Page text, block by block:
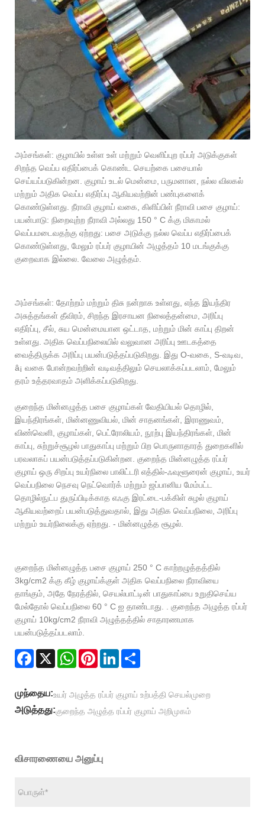
அம்சங்கள்: குழாயில் உள்ள உள் மற்றும் வெளிப்புற ரப்பர் அடுக்குகள்
சிறந்த வெப்ப எதிர்ப்பைக் கொண்ட செயற்கை பசையால்
செய்யப்படுகின்றன. குழாய் உடல் மென்மை, பருமனான, நல்ல விலகல்
மற்றும் அதிக வெப்ப எதிர்ப்பு ஆகியவற்றின் பண்புகளைக்
கொண்டுள்ளது. நீராவி குழாய் வகை, கிளிப்பிள் நீராவி பசை குழாய்:
பயன்பாடு: நிறைவுற்ற நீராவி அல்லது 150 ° C க்கு மிகாமல்
வெப்பமடைவதற்கு ஏற்றது: பசை அடுக்கு நல்ல வெப்ப எதிர்ப்பைக்
கொண்டுள்ளது, மேலும் ரப்பர் குழாயின் அழுத்தம் 10 மடங்குக்கு
குறைவாக இல்லை. வேலை அழுத்தம்.
அம்சங்கள்: தோற்றம் மற்றும் திசு நன்றாக உள்ளது, எந்த இயந்திர
அசுத்தங்கள் தீவிரம், சிறந்த இரசாயன நிலைத்தன்மை, அரிப்பு
எதிர்ப்பு, சீல், சுய மென்மையான ஒட்டாத, மற்றும் மின் காப்பு திறன்
உள்ளது. அதிக வெப்பநிலையில் வலுவான அரிப்பு ஊடகத்தை
வைத்திருக்க அரிப்பு பயன்படுத்தப்படுகிறது. இது O-வகை, S-வடிவ,
â¡ வகை போன்றவற்றின் வடிவத்திலும் செயலாக்கப்படலாம், மேலும்
தரம் உத்தரவாதம் அளிக்கப்படுகிறது.
குறைந்த மின்னழுத்த பசை குழாய்கள் வேதியியல் தொழில்,
இயந்திரங்கள், மின்னணுவியல், மின் சாதனங்கள், இராணுவம்,
விண்வெளி, குழாய்கள், பெட்ரோலியம், நூற்பு இயந்திரங்கள், மின்
காப்பு, சுற்றுச்சூழல் பாதுகாப்பு மற்றும் பிற பொருளாதாரத் துறைகளில்
பரவலாகப் பயன்படுத்தப்படுகின்றன. குறைந்த மின்னழுத்த ரப்பர்
குழாய் ஒரு சிறப்பு உயர்நிலை பாலிட்டரி எத்தில்-ஃவுளூரைன் குழாய், உயர்
வெப்பநிலை நெசவு நெட்வொர்க் மற்றும் ஜப்பானிய மேம்பட்ட
தொழில்நுட்ப துருப்பிடிக்காத எஃகு இரட்டை-பக்கிள் சுழல் குழாய்
ஆகியவற்றைப் பயன்படுத்துவதால், இது அதிக வெப்பநிலை, அரிப்பு
மற்றும் உயர்நிலைக்கு ஏற்றது. - மின்னழுத்த சூழல்.
குறைந்த மின்னழுத்த பசை குழாய் 250 ° C காற்றழுத்தத்தில்
3kg/cm2 க்கு கீழ் குழாய்க்குள் அதிக வெப்பநிலை நீராவியை
தாங்கும், அதே நேரத்தில், செயல்பாட்டின் பாதுகாப்பை உறுதிசெய்ய
மேல்தோல் வெப்பநிலை 60 ° C ஐ தாண்டாது. . குறைந்த அழுத்த ரப்பர்
குழாய் 10kg/cm2 நீராவி அழுத்தத்தில் சாதாரணமாக
பயன்படுத்தப்படலாம்.
Facebook
X WhatsAppPinterestLinkedIn
முந்தைய:உயர் அழுத்த ரப்பர் குழாய் உற்பத்தி செயல்முறை
அடுத்தது:குறைந்த அழுத்த ரப்பர் குழாய் அறிமுகம்
விசாரணையை அனுப்பு